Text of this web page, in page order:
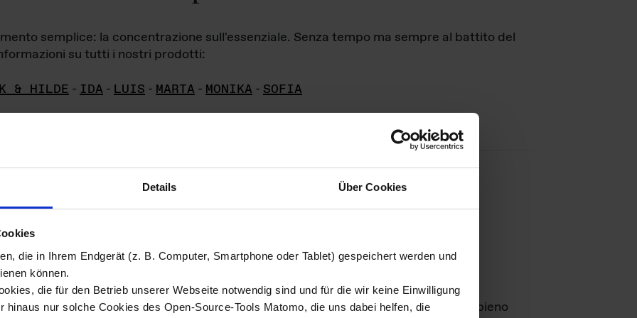
Details Über Cookies
die in Ihrem Endgerät (z. B. Computer, Smartphone oder Tablet) gespeichert werden und
können.
die für den Betrieb unserer Webseite notwendig sind und für die wir keine Einwilligung
hinaus nur solche Cookies des Open-Source-Tools Matomo, die uns dabei helfen, die
semplice: la concentrazione sull'essenziale. Senza tempo ma sempre al battito del
su tutti i nostri prodotti:
& HILDE - IDA - LUIS - MARTA - MONIKA - SOFIA
di immagini
materiale fotografico sono detenuti daDas ganze LebenGmbH e rimangono in pieno